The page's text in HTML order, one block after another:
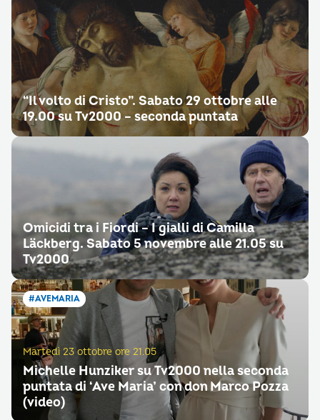
“Il volto di Cristo”. Sabato 29 ottobre alle
19.00 su Tv2000 – seconda puntata
Omicidi tra i Fiordi – I gialli di Camilla
Läckberg. Sabato 5 novembre alle 21.05 su
Tv2000
#AVEMARIA
Martedì 23 ottobre ore 21.05
Michelle Hunziker su Tv2000 nella seconda
puntata di ‘Ave Maria’ con don Marco Pozza
(video)